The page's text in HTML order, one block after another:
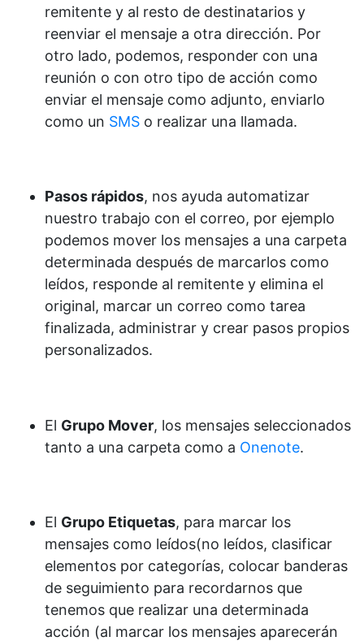
remitente y al resto de destinatarios y
reenviar el mensaje a otra dirección. Por
otro lado, podemos, responder con una
reunión o con otro tipo de acción como
enviar el mensaje como adjunto, enviarlo
como un SMS o realizar una llamada.
Pasos rápidos, nos ayuda automatizar
nuestro trabajo con el correo, por ejemplo
podemos mover los mensajes a una carpeta
determinada después de marcarlos como
leídos, responde al remitente y elimina el
original, marcar un correo como tarea
finalizada, administrar y crear pasos propios
personalizados.
El Grupo Mover, los mensajes seleccionados
tanto a una carpeta como a Onenote.
El Grupo Etiquetas, para marcar los
mensajes como leídos(no leídos, clasificar
elementos por categorías, colocar banderas
de seguimiento para recordarnos que
tenemos que realizar una determinada
acción (al marcar los mensajes aparecerán